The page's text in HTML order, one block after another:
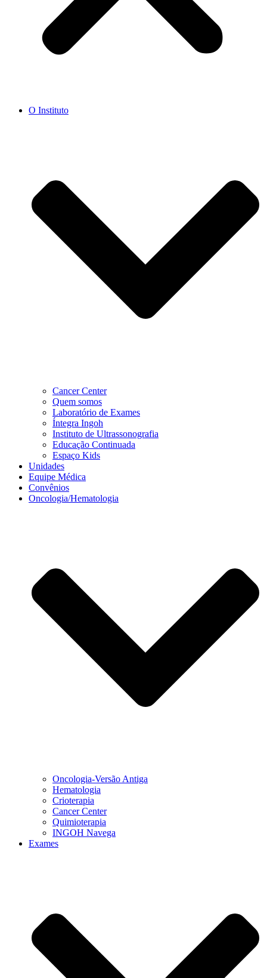
O Instituto
Cancer Center
Quem somos
Laboratório de Exames
Íntegra Ingoh
Instituto de Ultrassonografia
Educação Continuada
Espaço Kids
Unidades
Equipe Médica
Convênios
Oncologia/Hematologia
Oncologia-Versão Antiga
Hematologia
Crioterapia
Cancer Center
Quimioterapia
INGOH Navega
Exames